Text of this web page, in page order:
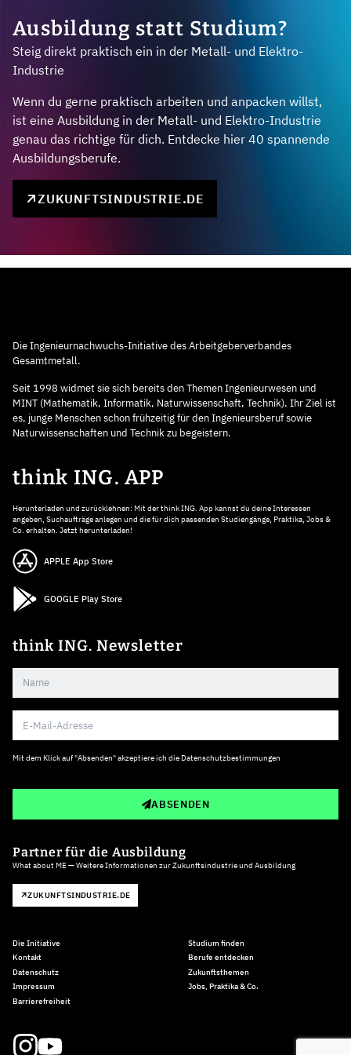
Ausbildung statt Studium?
Steig direkt praktisch ein in der Metall- und Elektro-
Industrie
Wenn du gerne praktisch arbeiten und anpacken willst,
ist eine Ausbildung in der Metall- und Elektro-Industrie
genau das richtige für dich. Entdecke hier 40 spannende
Ausbildungsberufe.
ZUKUNFTSINDUSTRIE.DE
Die Ingenieurnachwuchs-Initiative des Arbeitgeberverbandes
Gesamtmetall.
Seit 1998 widmet sie sich bereits den Themen Ingenieurwesen und
MINT (Mathematik, Informatik, Naturwissenschaft, Technik). Ihr Ziel ist
es, junge Menschen schon frühzeitig für den Ingenieursberuf sowie
Naturwissenschaften und Technik zu begeistern.
think ING. APP
Herunterladen und zurücklehnen: Mit der think ING. App kannst du deine Interessen
angeben, Suchaufträge anlegen und die für dich passenden Studiengänge, Praktika, Jobs &
Co. erhalten. Jetzt herunterladen!
APPLE App Store
GOOGLE Play Store
think ING. Newsletter
Mit dem Klick auf "Absenden" akzeptiere ich die Datenschutzbestimmungen
ABSENDEN
Partner für die Ausbildung
What about ME — Weitere Informationen zur Zukunftsindustrie und Ausbildung
ZUKUNFTSINDUSTRIE.DE
Die Initiative
Kontakt
Datenschutz
Impressum
Barrierefreiheit
Studium finden
Berufe entdecken
Zukunftsthemen
Jobs, Praktika & Co.